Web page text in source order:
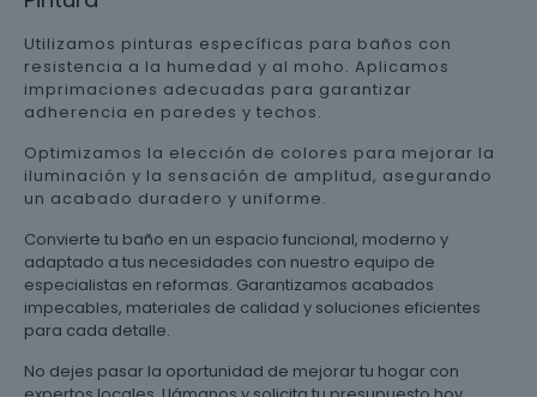
Utilizamos pinturas específicas para baños con
resistencia a la humedad y al moho. Aplicamos
imprimaciones adecuadas para garantizar
adherencia en paredes y techos.
Optimizamos la elección de colores para mejorar la
iluminación y la sensación de amplitud, asegurando
un acabado duradero y uniforme.
Convierte tu baño en un espacio funcional, moderno y
adaptado a tus necesidades con nuestro equipo de
especialistas en reformas. Garantizamos acabados
impecables, materiales de calidad y soluciones eficientes
para cada detalle.
No dejes pasar la oportunidad de mejorar tu hogar con